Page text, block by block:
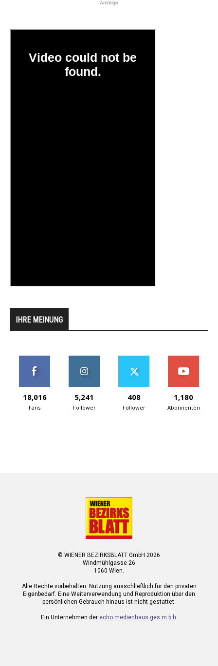
Anzeige
IHRE MEINUNG
18,016
Fans
5,241
Follower
408
Follower
1,180
Abonnenten
© WIENER BEZIRKSBLATT GmbH 2026
Windmühlgasse 26
1060 Wien.
Alle Rechte vorbehalten. Nutzung ausschließlich für den privaten
Eigenbedarf. Eine Weiterverwendung und Reproduktion über den
persönlichen Gebrauch hinaus ist nicht gestattet.
Ein Unternehmen der echo medienhaus ges.m.b.h.